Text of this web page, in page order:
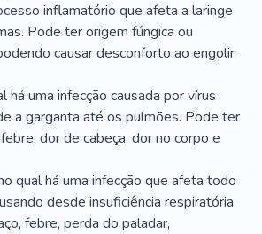
inflamatório que afeta a laringe
Pode ter origem fúngica ou
causar desconforto ao engolir
há uma infecção causada por vírus
a garganta até os pulmões. Pode ter
dor de cabeça, dor no corpo e
qual há uma infecção que afeta todo
desde insuficiência respiratória
febre, perda do paladar,